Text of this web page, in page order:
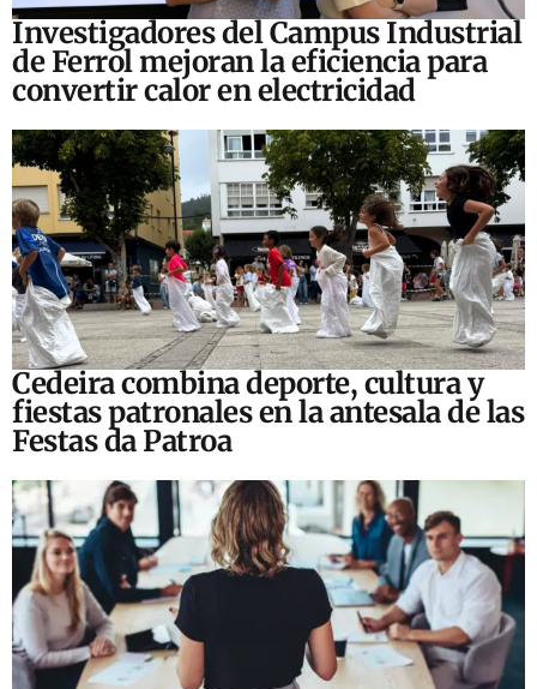
Investigadores del Campus Industrial
de Ferrol mejoran la eficiencia para
convertir calor en electricidad
Cedeira combina deporte, cultura y
fiestas patronales en la antesala de las
Festas da Patroa